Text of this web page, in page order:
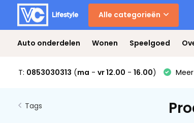
Alle categorieën
Auto onderdelen Wonen Speelgoed
T: 0853030313 (ma - vr 12.00 - 16.00)
Tags